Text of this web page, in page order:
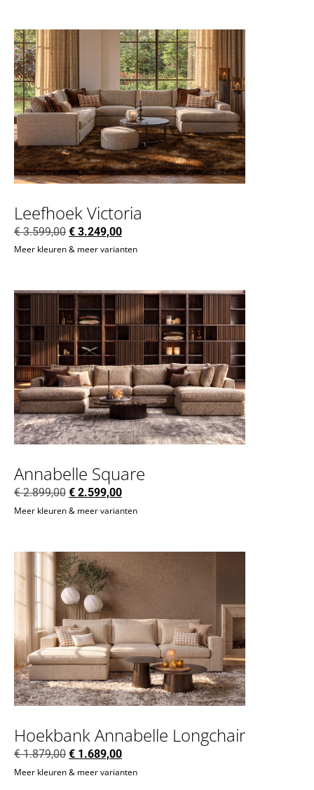
Leefhoek Victoria
€3.599,00 € 3.249,00
Meer kleuren & meer varianten
Annabelle Square
€2.899,00 € 2.599,00
Meer kleuren & meer varianten
Hoekbank Annabelle Longchair
€1.879,00 € 1.689,00
Meer kleuren & meer varianten